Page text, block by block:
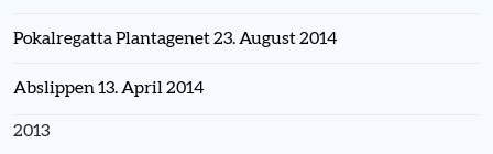
Pokalregatta Plantagenet 23. August 2014
Abslippen 13. April 2014
2013